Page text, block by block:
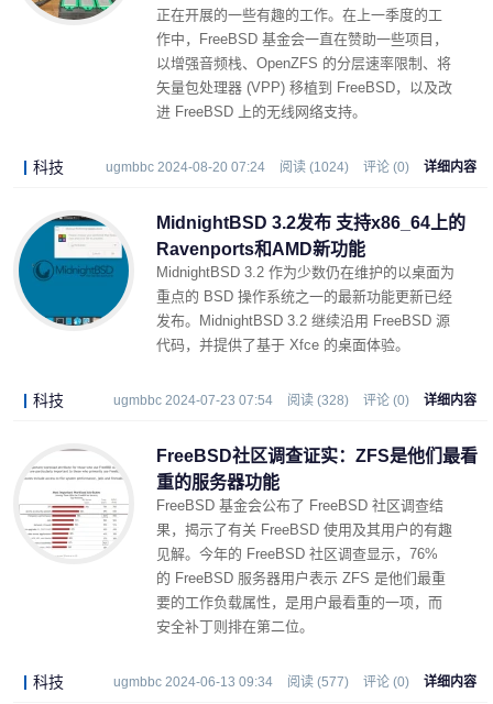
正在开展的一些有趣的工作。在上一季度的工
作中，FreeBSD 基金会一直在赞助一些项目，
以增强音频栈、OpenZFS 的分层速率限制、将
矢量包处理器 (VPP) 移植到 FreeBSD，以及改
进 FreeBSD 上的无线网络支持。
科技 ugmbbc 2024-08-20 07:24 阅读 (1024) 评论 (0) 详细内容
MidnightBSD 3.2发布 支持x86_64上的
Ravenports和AMD新功能
MidnightBSD 3.2 作为少数仍在维护的以桌面为
重点的 BSD 操作系统之一的最新功能更新已经
发布。MidnightBSD 3.2 继续沿用 FreeBSD 源
代码，并提供了基于 Xfce 的桌面体验。
科技 ugmbbc 2024-07-23 07:54 阅读 (328) 评论 (0) 详细内容
FreeBSD社区调查证实：ZFS是他们最看
重的服务器功能
FreeBSD 基金会公布了 FreeBSD 社区调查结
果，揭示了有关 FreeBSD 使用及其用户的有趣
见解。今年的 FreeBSD 社区调查显示，76%
的 FreeBSD 服务器用户表示 ZFS 是他们最重
要的工作负载属性，是用户最看重的一项，而
安全补丁则排在第二位。
科技 ugmbbc 2024-06-13 09:34 阅读 (577) 评论 (0) 详细内容